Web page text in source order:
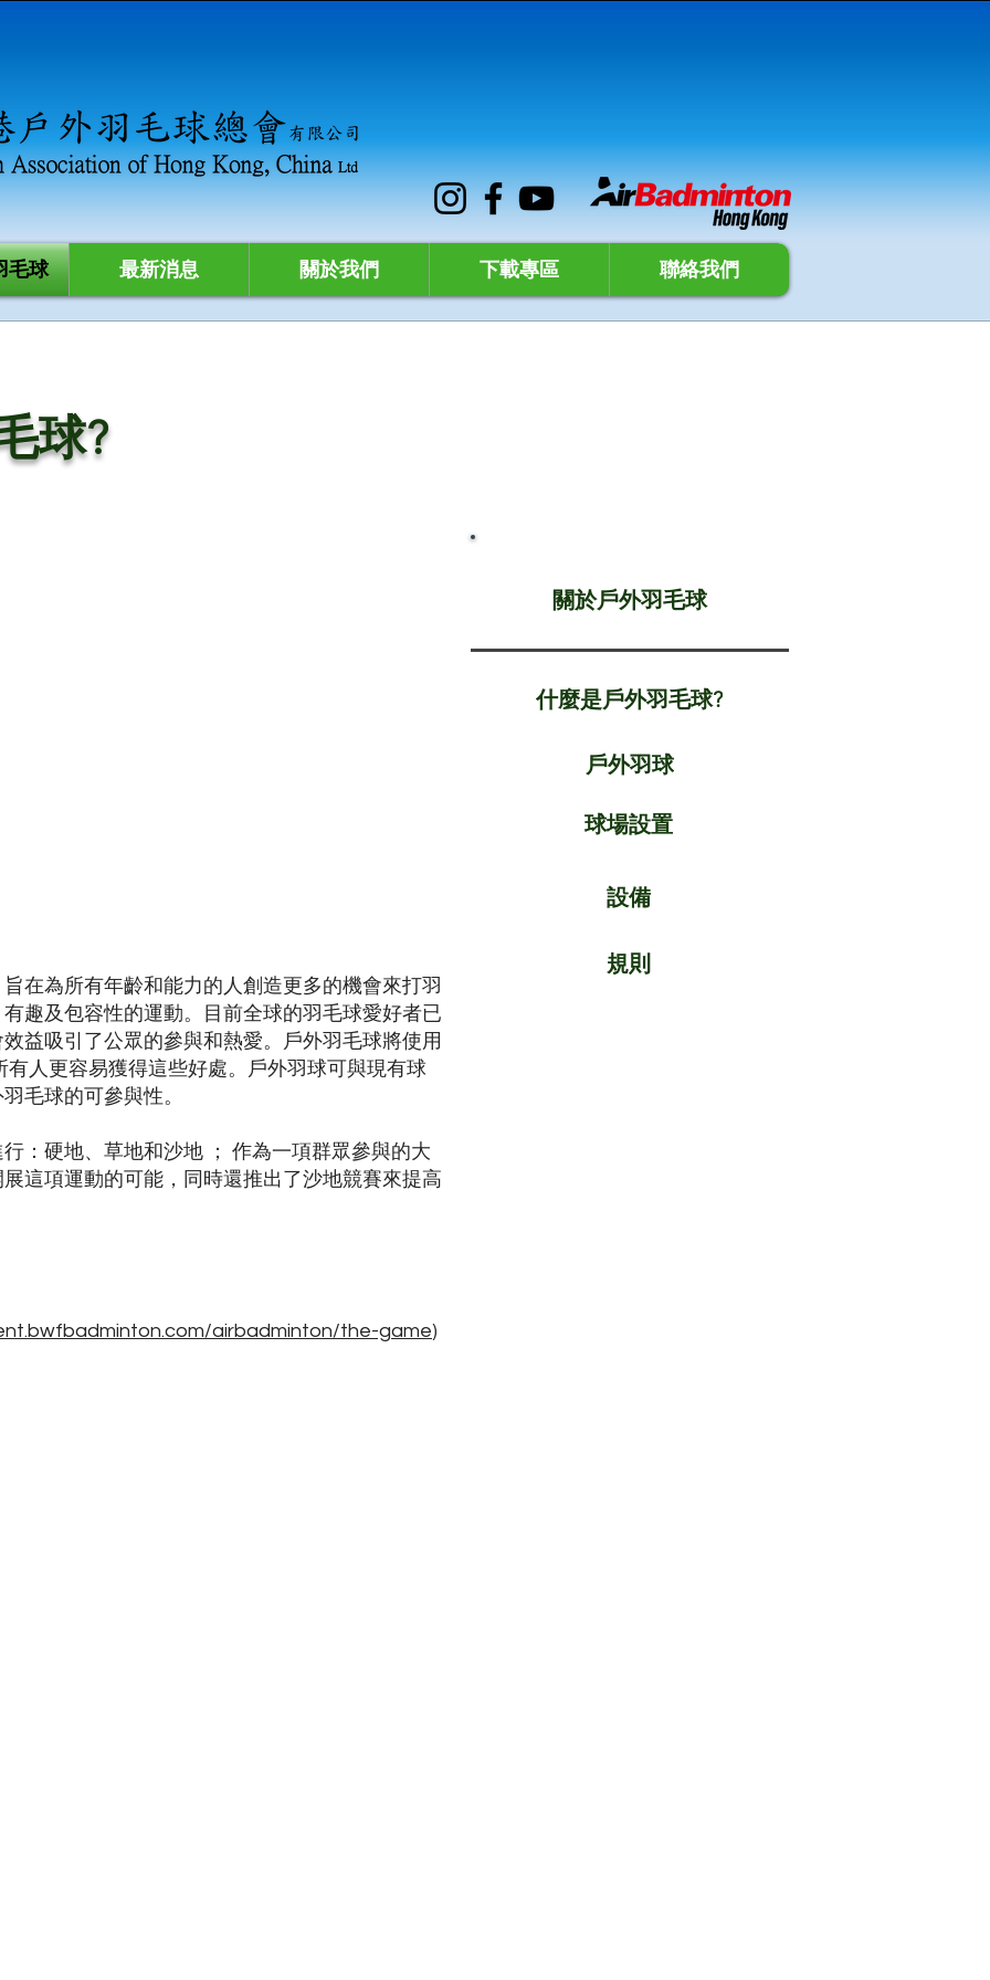
毛球 最新消息 關於我們 下載專區 聯絡我們
球?
在為所有年齡和能力的人創造更多的機會來打羽
趣及包容性的運動。目前全球的羽毛球愛好者已
益吸引了公眾的參與和熱愛。戶外羽毛球將使用
人更容易獲得這些好處。戶外羽球可與現有球
毛球的可參與性。
：硬地、草地和沙地 ； 作為一項群眾參與的大
這項運動的可能，同時還推出了沙地競賽來提高
​關於戶外羽毛球
什麼是戶外羽毛球?
戶外羽球
球場設置
設備
規則
airbadminton/the-game)